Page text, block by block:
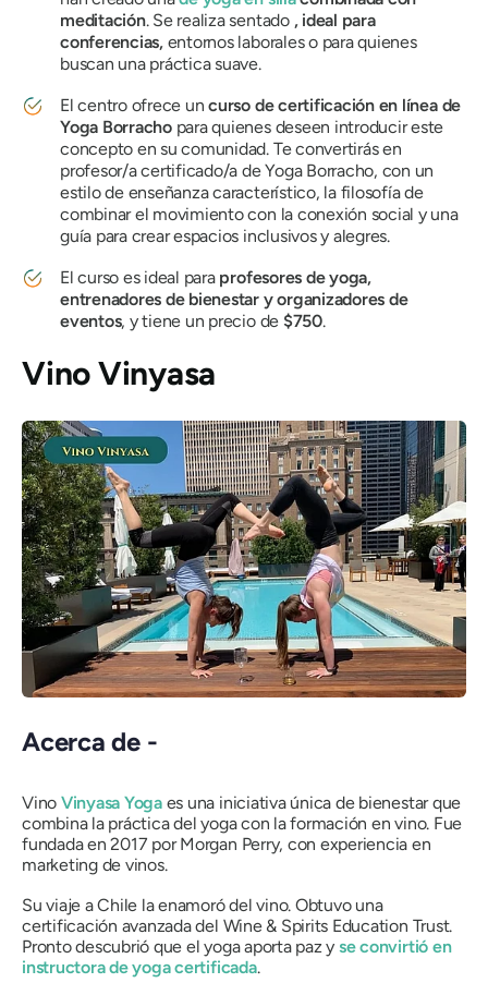
meditación. Se realiza sentado , ideal para
conferencias, entornos laborales o para quienes
buscan una práctica suave.
El centro ofrece uncurso de certificación en línea de
Yoga Borrachopara quienes deseen introducir este
concepto en su comunidad. Te convertirás en
profesor/a certificado/a de Yoga Borracho, con un
estilo de enseñanza característico, la filosofía de
combinar el movimiento con la conexión social y una
guía para crear espacios inclusivos y alegres.
El curso es ideal para profesores de yoga,
entrenadores de bienestar y organizadores de
eventos, y tiene un precio de $750.
Vino Vinyasa
Acerca de -
Vino Vinyasa Yogaes una iniciativa única de bienestar que
combina la práctica del yoga con la formación en vino. Fue
fundada en 2017 por Morgan Perry, con experiencia en
marketing de vinos.
Su viaje a Chile la enamoró del vino. Obtuvo una
certificación avanzada del Wine & Spirits Education Trust.
Pronto descubrió que el yoga aporta paz y se convirtió en
instructora de yoga certificada.